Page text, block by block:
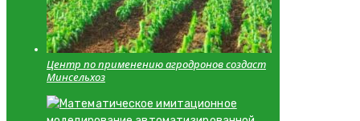
Центр по применению агродронов создаст
Минсельхоз